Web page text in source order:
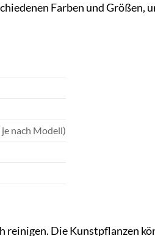
Farben und Größen,
nach Modell)
reinigen. Die Kunstpflanzen